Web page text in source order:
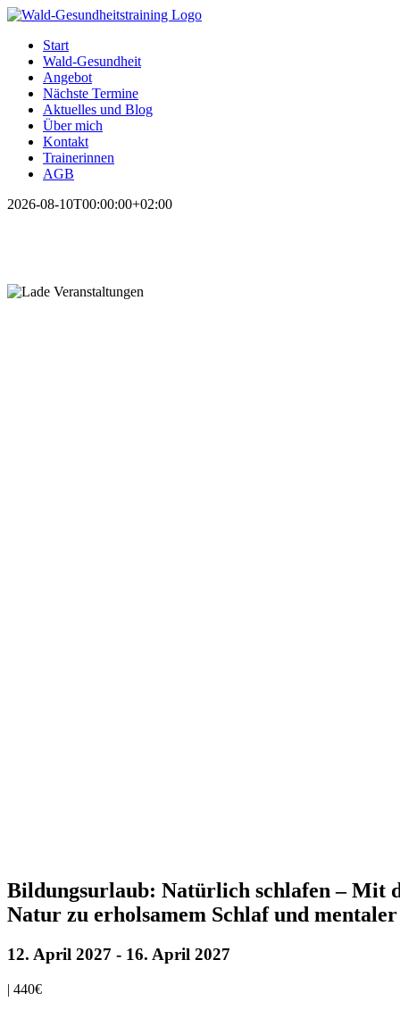
Zum
springenStart
Wald-Gesundheit
Angebot
Nächste Termine
Aktuelles und Blog
Über mich
Kontakt
Trainerinnen
AGB
2026-08-10T00:00:00+02:00
Bildungsurlaub: Natürlich schlafen – Mit
Natur zu erholsamem Schlaf und
12. April 2027 - 16. April 2027
| 440€